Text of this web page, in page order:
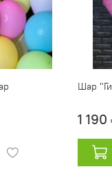
Шар
1 190